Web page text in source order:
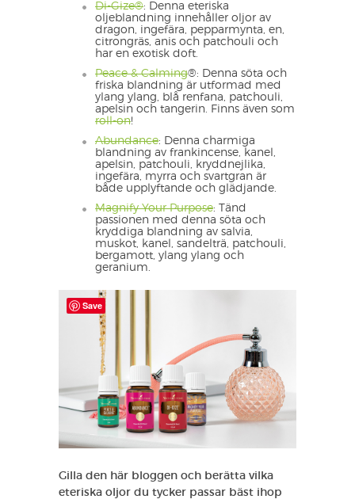
Di-Gize®: Denna eteriska
oljeblandning innehåller oljor av
dragon, ingefära, pepparmynta, en,
citrongräs, anis och patchouli och
har en exotisk doft.
Peace & Calming®: Denna söta och
friska blandning är utformad med
ylang ylang, blå renfana, patchouli,
apelsin och tangerin. Finns även som
roll-on!
Abundance: Denna charmiga
blandning av frankincense, kanel,
apelsin, patchouli, kryddnejlika,
ingefära, myrra och svartgran är
både upplyftande och glädjande.
Magnify Your Purpose: Tänd
passionen med denna söta och
kryddiga blandning av salvia,
muskot, kanel, sandelträ, patchouli,
bergamott, ylang ylang och
geranium.
Gilla den här bloggen och berätta vilka
eteriska oljor du tycker passar bäst ihop
Save